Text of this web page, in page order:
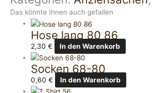
Das könnte Ihnen auch gefallen
Hose lang 80 86
2,30€ In den Warenkorb
Socken 68-80
0,60€ In den Warenkorb